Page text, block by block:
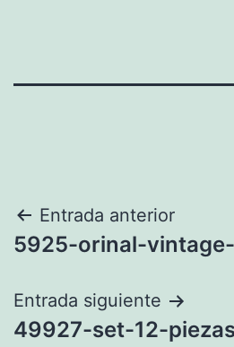
Navegación
de
entradas
Entrada anterior
5925-orinal-
Entrada siguiente
49927-set-12-